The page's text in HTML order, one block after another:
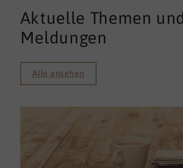
Aktuelle Themen und
Meldungen
Alle ansehen